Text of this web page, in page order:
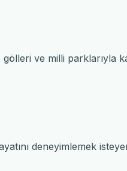
ve milli parklarıyla
deneyimlemek